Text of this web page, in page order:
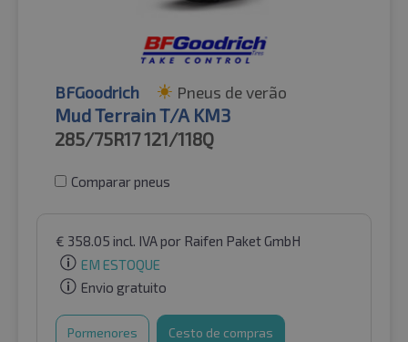
BFGoodrich Pneus de verão
Mud Terrain T/A KM3
285/75R17121/118Q
Comparar pneus
€ 358.05 incl. IVApor Raifen Paket GmbH
EM ESTOQUE
Envio gratuito
Pormenores Cesto de compras